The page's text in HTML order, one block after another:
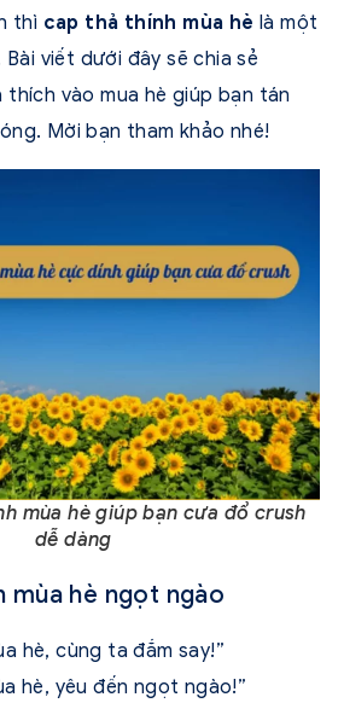
thì cap thả thính mùa hè là một
viết dưới đây sẽ chia sẻ
vào mua hè giúp bạn tán
Mời bạn tham khảo nhé!
mùa hè giúp bạn cưa đổ crush
dễ dàng
mùa hè ngọt ngào
hè, cùng ta đắm say!”
hè, yêu đến ngọt ngào!”